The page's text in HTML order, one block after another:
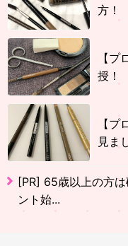
方！
【
授！
【
見ま
[PR] 65歳以上の方
ント始...